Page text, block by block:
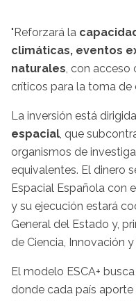
"Reforzará la
climáticas, eventos
naturales, con acceso
críticos para la toma de
La inversión está
espacial, que
organismos de
equivalentes. El dinero
Espacial Española con
y su ejecución estará
General del Estado y,
de Ciencia, Innovación
El modelo ESCA+ busca
donde cada país